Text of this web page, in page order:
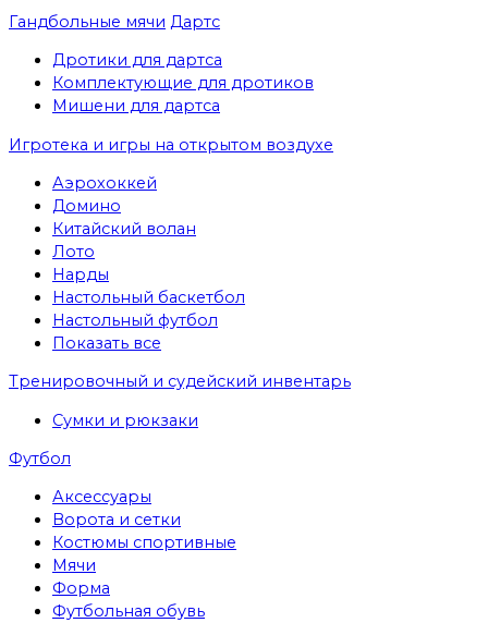
Гандбольные мячи Дартс
Дротики для дартса
Комплектующие для дротиков
Мишени для дартса
Игротека и игры на открытом воздухе
Аэрохоккей
Домино
Китайский волан
Лото
Нарды
Настольный баскетбол
Настольный футбол
Показать все
Тренировочный и судейский инвентарь
Сумки и рюкзаки
Футбол
Аксессуары
Ворота и сетки
Костюмы спортивные
Мячи
Форма
Футбольная обувь